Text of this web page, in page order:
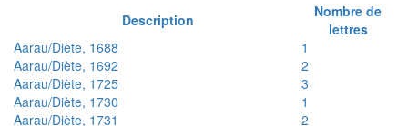
Description
Nombre de
lettres
Aarau/Diète, 1688
1
Aarau/Diète, 1692
2
Aarau/Diète, 1725
3
Aarau/Diète, 1730
1
Aarau/Diète, 1731
2